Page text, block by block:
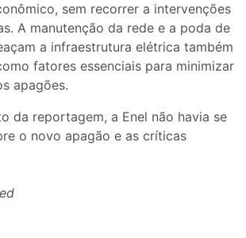
sem recorrer a intervenções
A manutenção da rede e a poda de
a infraestrutura elétrica também
fatores essenciais para minimizar
apagões.
da reportagem, a Enel não havia se
o novo apagão e as críticas